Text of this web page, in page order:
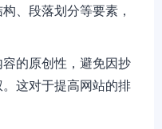
、段落划分等要素，
的原创性，避免因抄
这对于提高网站的排